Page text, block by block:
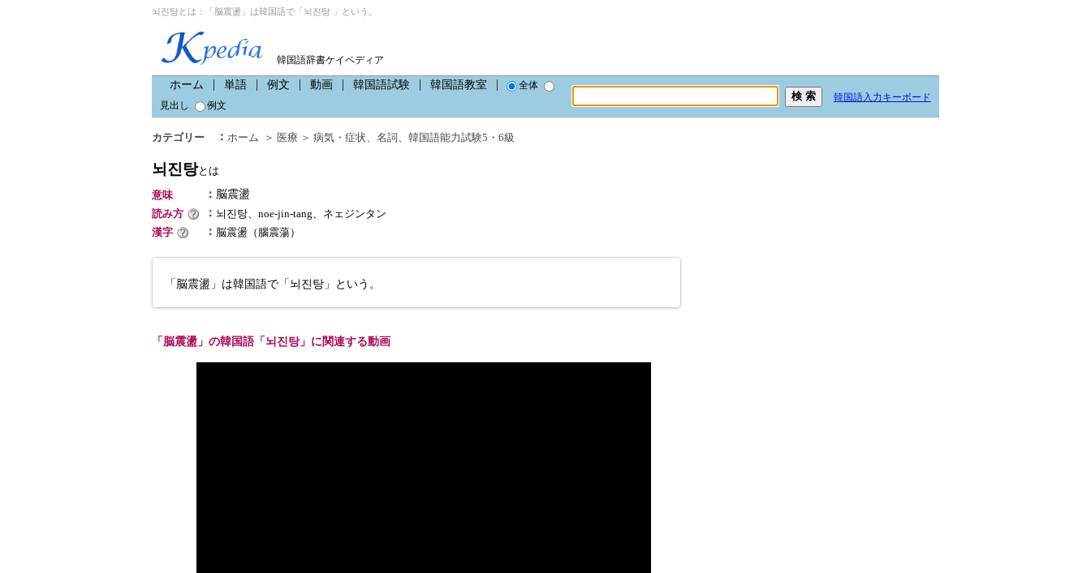
뇌진탕とは：「脳震盪」は韓国語で「뇌진탕 」という。
韓国語辞書ケイペディア
ホーム 単語 例文 動画 韓国語試験 韓国語教室
全体
見出し
例文
韓国語入力キーボード
カテゴリー ： ホーム ＞ 医療 ＞ 病気・症状、 名詞 、 韓国語能力試験5・6級
뇌진탕とは
意味
： 脳震盪
読み方
： 뇌진탕、noe-jin-tang、ネェジンタン
漢字
： 脳震盪（腦震蕩）
「脳震盪」は韓国語で「뇌진탕」という。
「脳震盪」の韓国語「뇌진탕」に関連する動画